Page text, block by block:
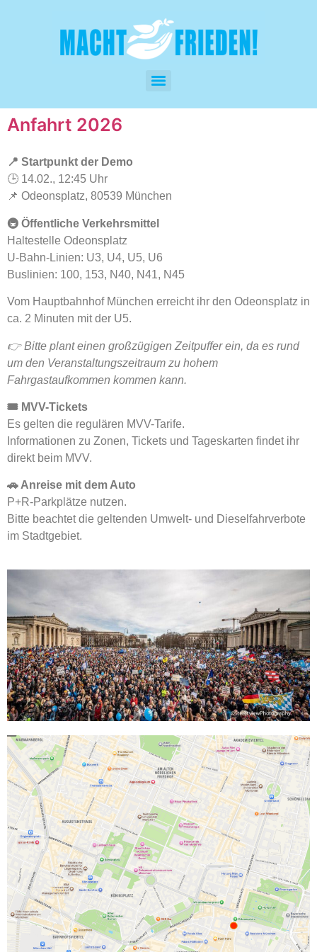
Anfahrt 2026
📍 Startpunkt der Demo
🕒 14.02., 12:45 Uhr
📌 Odeonsplatz, 80539 München
🚇 Öffentliche Verkehrsmittel
Haltestelle Odeonsplatz
U-Bahn-Linien: U3, U4, U5, U6
Buslinien: 100, 153, N40, N41, N45
Vom Hauptbahnhof München erreicht ihr den Odeonsplatz in
ca. 2 Minuten mit der U5.
👉 Bitte plant einen großzügigen Zeitpuffer ein, da es rund
um den Veranstaltungszeitraum zu hohem
Fahrgastaufkommen kommen kann.
🎟️ MVV-Tickets
Es gelten die regulären MVV-Tarife.
Informationen zu Zonen, Tickets und Tageskarten findet ihr
direkt beim MVV.
🚗 Anreise mit dem Auto
P+R-Parkplätze nutzen.
Bitte beachtet die geltenden Umwelt- und Dieselfahrverbote
im Stadtgebiet.